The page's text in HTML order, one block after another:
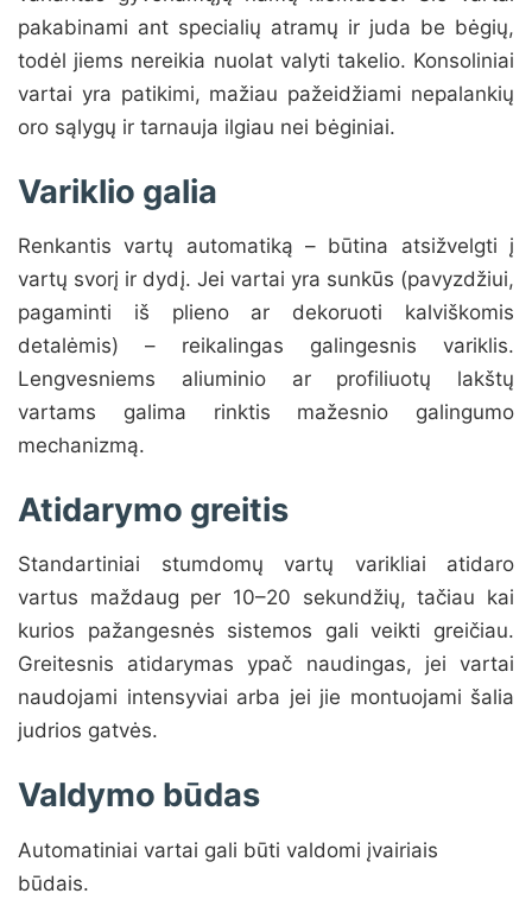
pakabinami ant specialių atramų ir juda be bėgių,
todėl jiems nereikia nuolat valyti takelio. Konsoliniai
vartai yra patikimi, mažiau pažeidžiami nepalankių
oro sąlygų ir tarnauja ilgiau nei bėginiai.
Variklio galia
Renkantis vartų automatiką – būtina atsižvelgti į
vartų svorį ir dydį. Jei vartai yra sunkūs (pavyzdžiui,
pagaminti iš plieno ar dekoruoti kalviškomis
detalėmis) – reikalingas galingesnis variklis.
Lengvesniems aliuminio ar profiliuotų lakštų
vartams galima rinktis mažesnio galingumo
mechanizmą.
Atidarymo greitis
Standartiniai stumdomų vartų varikliai atidaro
vartus maždaug per 10–20 sekundžių, tačiau kai
kurios pažangesnės sistemos gali veikti greičiau.
Greitesnis atidarymas ypač naudingas, jei vartai
naudojami intensyviai arba jei jie montuojami šalia
judrios gatvės.
Valdymo būdas
Automatiniai vartai gali būti valdomi įvairiais
būdais.